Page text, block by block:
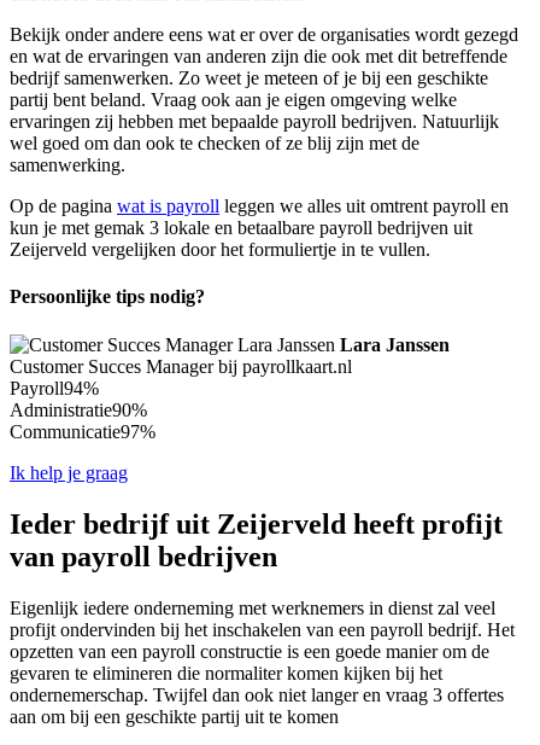
Bekijk onder andere eens wat er over de organisaties wordt gezegd
en wat de ervaringen van anderen zijn die ook met dit betreffende
bedrijf samenwerken. Zo weet je meteen of je bij een geschikte
partij bent beland. Vraag ook aan je eigen omgeving welke
ervaringen zij hebben met bepaalde payroll bedrijven. Natuurlijk
wel goed om dan ook te checken of ze blij zijn met de
samenwerking.
Op de pagina wat is payroll leggen we alles uit omtrent payroll en
kun je met gemak 3 lokale en betaalbare payroll bedrijven uit
Zeijerveld vergelijken door het formuliertje in te vullen.
Persoonlijke tips nodig?
Lara Janssen
Customer Succes Manager bij payrollkaart.nl
Payroll94%
Administratie90%
Communicatie97%
Ik help je graag
Ieder bedrijf uit Zeijerveld heeft profijt
van payroll bedrijven
Eigenlijk iedere onderneming met werknemers in dienst zal veel
profijt ondervinden bij het inschakelen van een payroll bedrijf. Het
opzetten van een payroll constructie is een goede manier om de
gevaren te elimineren die normaliter komen kijken bij het
ondernemerschap. Twijfel dan ook niet langer en vraag 3 offertes
aan om bij een geschikte partij uit te komen